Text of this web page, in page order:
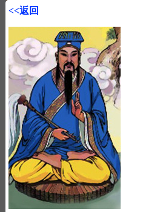
<<返回